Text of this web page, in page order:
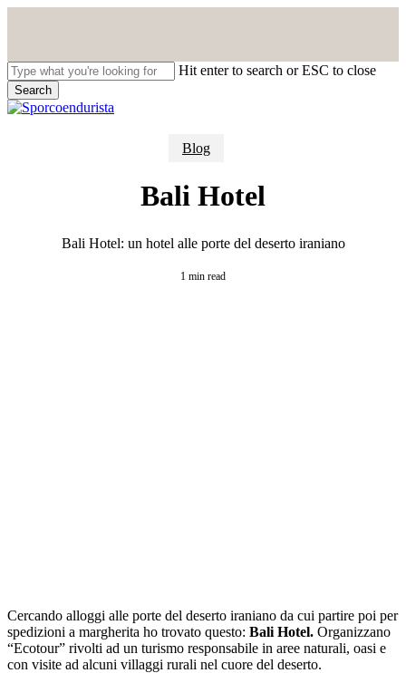
content
Hit enter to search or ESC to close
Search
Close
Blog
Bali Hotel
Bali Hotel: un hotel alle porte del deserto iraniano
1 min read
Cercando alloggi alle porte del deserto iraniano da cui partire poi per
spedizioni a margherita ho trovato questo: Bali Hotel. Organizzano
“Ecotour” rivolti ad un turismo responsabile in aree naturali, oasi e
con visite ad alcuni villaggi rurali nel cuore del deserto.